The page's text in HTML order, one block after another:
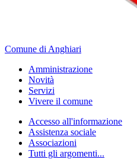
Comune di Anghiari
Amministrazione
Novità
Servizi
Vivere il comune
Accesso all'informazione
Assistenza sociale
Associazioni
Tutti gli argomenti...